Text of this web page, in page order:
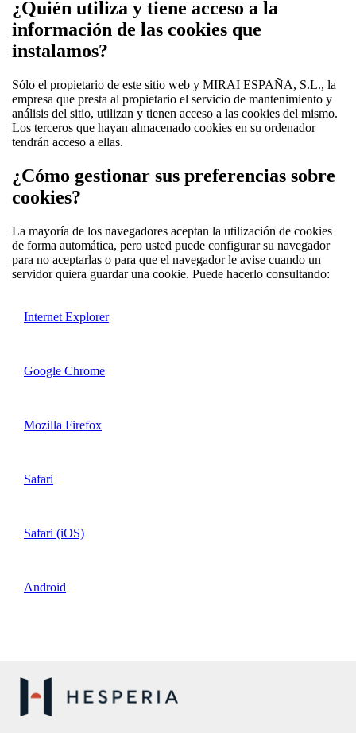
¿Quién utiliza y tiene acceso a la
información de las cookies que
instalamos?
Sólo el propietario de este sitio web y MIRAI ESPAÑA, S.L., la
empresa que presta al propietario el servicio de mantenimiento y
análisis del sitio, utilizan y tienen acceso a las cookies del mismo.
Los terceros que hayan almacenado cookies en su ordenador
tendrán acceso a ellas.
¿Cómo gestionar sus preferencias sobre
cookies?
La mayoría de los navegadores aceptan la utilización de cookies
de forma automática, pero usted puede configurar su navegador
para no aceptarlas o para que el navegador le avise cuando un
servidor quiera guardar una cookie. Puede hacerlo consultando:
Internet Explorer
Google Chrome
Mozilla Firefox
Safari
Safari (iOS)
Android